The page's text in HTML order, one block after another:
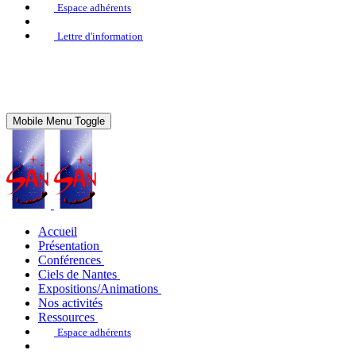
Espace adhérents
Lettre d'information
Mobile Menu Toggle
Accueil
Présentation
Conférences
Ciels de Nantes
Expositions/Animations
Nos activités
Ressources
Espace adhérents